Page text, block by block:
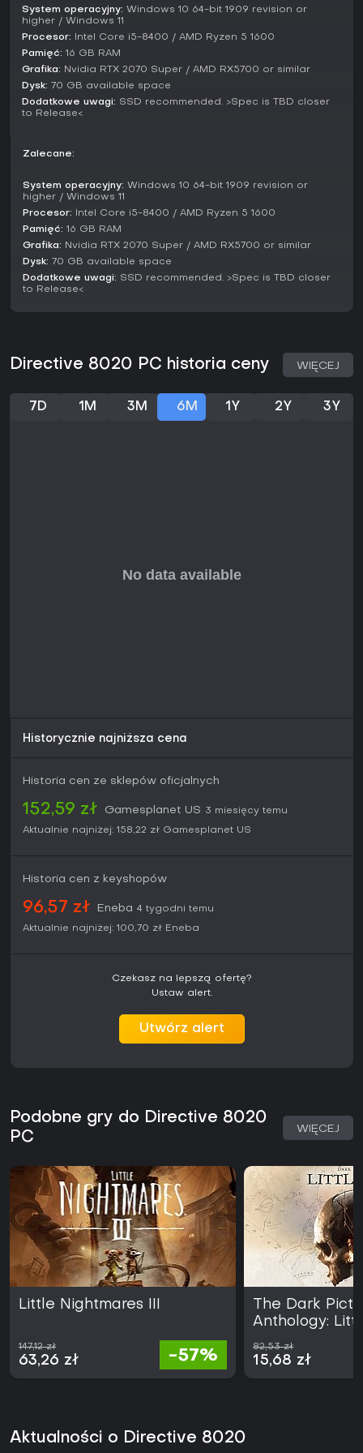
Fanom horrorów z narracją i znaczącymi wyborami
Directive 8020 serwuje porywającą mieszankę napięcia i
strategii. Nacisk na zaufanie i uniki idealnie pasuje do
miłośników psychologicznej głębi w survivalu.
ten tytuł trafi w Twój gust, zwłaszcza dzięki opcji co-opu na
wspólne przeżycia. Jako nadchodząca premiera w
Series X/S.
System operacyjny: Windows 10 64-bit 1909 revision or
higher / Windows 11
Procesor: Intel Core i5-8400 / AMD Ryzen 5 1600
Pamięć: 16 GB RAM
Grafika: Nvidia RTX 2070 Super / AMD RX5700 or similar
Dysk: 70 GB available space
Dodatkowe uwagi: SSD recommended. >Spec is TBD closer
to Release<
Zalecane:
System operacyjny: Windows 10 64-bit 1909 revision or
higher / Windows 11
Procesor: Intel Core i5-8400 / AMD Ryzen 5 1600
Pamięć: 16 GB RAM
Grafika: Nvidia RTX 2070 Super / AMD RX5700 or similar
Dysk: 70 GB available space
Dodatkowe uwagi: SSD recommended. >Spec is TBD closer
to Release<
Directive 8020 PC historia ceny WIĘCEJ
7D 1M 3M 6M 1Y 2Y 3Y
Historycznie najniższa cena
Historia cen ze sklepów oficjalnych
152,59 zł Gamesplanet US 3 miesięcy temu
Aktualnie najniżej: 158,22 zł Gamesplanet US
Historia cen z keyshopów
96,57 zł Eneba 4 tygodni temu
Aktualnie najniżej: 100,70 zł Eneba
Czekasz na lepszą ofertę?
Ustaw alert.
Utwórz alert
Podobne gry do Directive 8020
PC
WIĘCEJ
Little Nightmares III
147,12 zł
63,26 zł -57%
The Dark
Anthology:
82,53 zł
15,68 zł
Aktualności o Directive 8020